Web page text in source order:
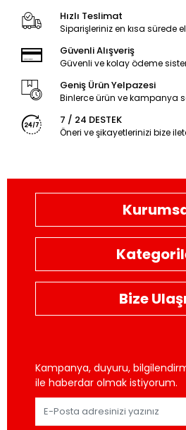
Hızlı Teslimat
Siparişleriniz en kısa sürede
Güvenli Alışveriş
Güvenli ve kolay ödeme
Geniş Ürün Yelpazesi
Binlerce ürün ve kampanya
7 / 24 DESTEK
Öneri ve şikayetlerinizi bize
Bize
Kampanya, duyuru,
ile haberdar olmak istiyorum.